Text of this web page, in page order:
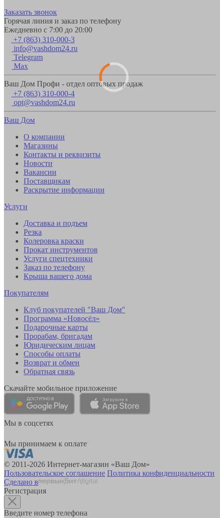
Заказать звонок
Горячая линия и заказ по телефону
Ежедневно с 7:00 до 20:00
+7 (863) 310-000-3
info@vashdom24.ru
Telegram
Max
Ваш Дом Профи - отдел оптовых продаж
+7 (863) 310-000-4
opt@vashdom24.ru
Ваш Дом
О компании
Магазины
Контакты и реквизиты
Новости
Вакансии
Поставщикам
Раскрытие информации
Услуги
Доставка и подъем
Резка
Колеровка краски
Прокат инструментов
Услуги спецтехники
Заказ по телефону
Крыша вашего дома
Покупателям
Клуб покупателей "Ваш Дом"
Программа «Новосёл»
Подарочные карты
Прорабам, бригадам
Юридическим лицам
Способы оплаты
Возврат и обмен
Обратная связь
Скачайте мобильное приложение
Мы в соцсетях
Мы принимаем к оплате
© 2011-2026 Интернет-магазин «Ваш Дом»
Пользовательское соглашение Политика конфиденциальности
Сделано в
Регистрация
Введите номер телефона